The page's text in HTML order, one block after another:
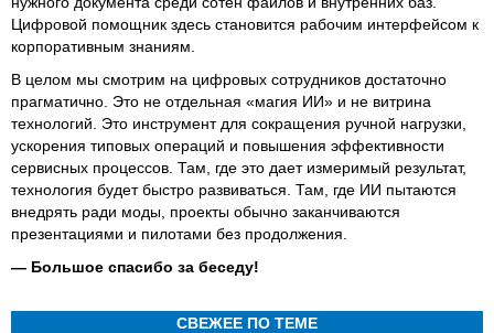
Цифровой помощник здесь становится рабочим интерфейсом к
корпоративным знаниям.
В целом мы смотрим на цифровых сотрудников достаточно
прагматично. Это не отдельная «магия ИИ» и не витрина
технологий. Это инструмент для сокращения ручной нагрузки,
ускорения типовых операций и повышения эффективности
сервисных процессов. Там, где это дает измеримый результат,
технология будет быстро развиваться. Там, где ИИ пытаются
внедрять ради моды, проекты обычно заканчиваются
презентациями и пилотами без продолжения.
— Большое спасибо за беседу!
СВЕЖЕЕ ПО ТЕМЕ